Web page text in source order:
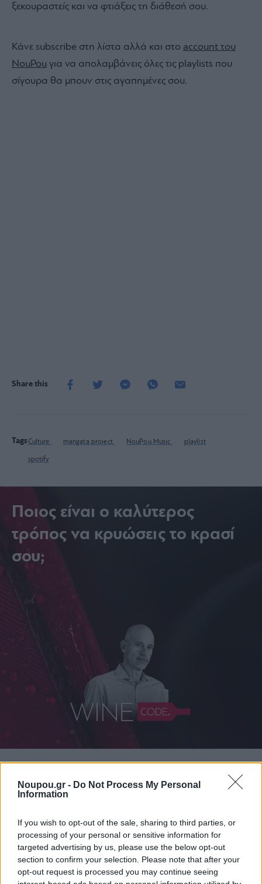
Noupou.gr - Do Not Process My Personal
Information
If you wish to opt-out of the sale, sharing to third parties, or
processing of your personal or sensitive information for
targeted advertising by us, please use the below opt-out
section to confirm your selection. Please note that after your
opt-out request is processed you may continue seeing
ξεκουραστείς και να φτιάξεις τη διάθεσή σου.
Κάνε subscribe στη λίστα αλλά και στο account του
NouPou για να απολαμβάνεις όλες τις playlists που
σίγουρα θα μπουν στις αγαπημένες σου.
Share this
Tags Culture mangata project NouPou Music playlist
spotify
Ποιος είναι ο καλύτερος
τρόπος να κρυώσεις το κρασί
σου;
ΔΙΑΒΑΣΤΕ ΑΚΟΜΑ